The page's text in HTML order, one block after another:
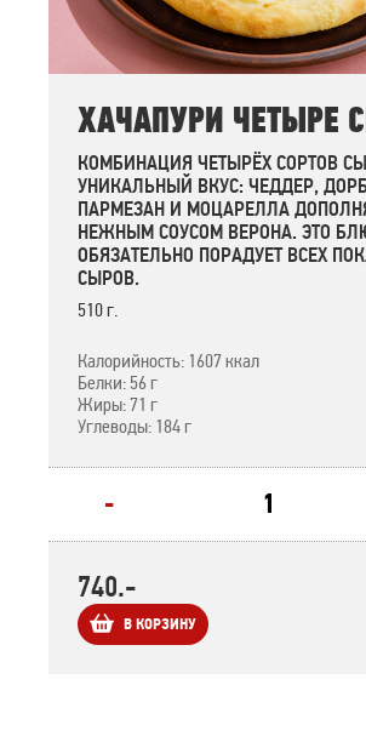
ХАЧАПУРИ ЧЕТЫРЕ
КОМБИНАЦИЯ ЧЕТЫРЁХ СОРТОВ
УНИКАЛЬНЫЙ ВКУС: ЧЕДДЕР,
ПАРМЕЗАН И МОЦАРЕЛЛА
НЕЖНЫМ СОУСОМ ВЕРОНА. ЭТО
ОБЯЗАТЕЛЬНО ПОРАДУЕТ ВСЕХ
СЫРОВ.
510 г.
Калорийность: 1607 ккал
Белки: 56 г
Жиры: 71 г
Углеводы: 184 г
-
740.-
В КОРЗИНУ